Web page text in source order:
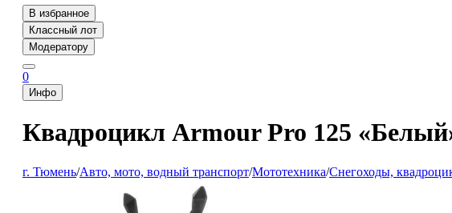
В избранное
Классный лот
Модератору
0
Инфо
Квадроцикл Armour Pro 125
г. Тюмень/Авто, мото, водный транспорт/Мототехника/Снегоходы,